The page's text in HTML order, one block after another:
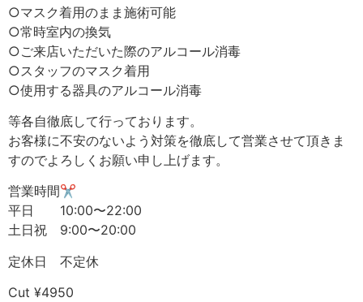
○マスク着用のまま施術可能
○常時室内の換気
○ご来店いただいた際のアルコール消毒
○スタッフのマスク着用
○使用する器具のアルコール消毒
等各自徹底して行っております。
お客様に不安のないよう対策を徹底して営業させて頂きま
すのでよろしくお願い申し上げます。
営業時間✂︎
平日 10:00〜22:00
土日祝 9:00〜20:00
定休日 不定休
Cut ¥4950